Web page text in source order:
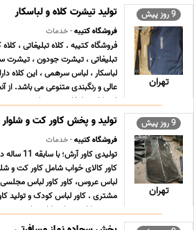
9 روز پیش
تهران
تولید تیشرت کلاه و لباسکار
فروشگاه کتیبه- خدمات
فروشگاه کتیبه . کلاه تبلیغاتی ،
تبلیغاتی ، تیشرت جودون ، تیشرت
لباسکار ، لباس سرهمی ، این کلاه
عالی و رنگبندی متنوعی می باشد. از
این کلاه تبلیغاتی درجه یک می ... ...
9 روز پیش
تهران
تولید و پخش کاور کت و شلوار
فروشگاه کتیبه- خدمات
تولیدی
کاور کالای خواب شامل کاور کت و
لباس عروس، کاور کاور لباس
مشتری . کاور لباس کودک و تولید
ورزشی، کاور سینک، کاور روک ... ...